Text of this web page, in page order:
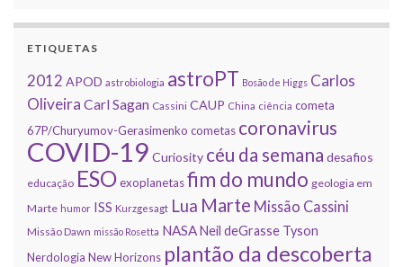
ETIQUETAS
2012 APOD astrobiologia astroPT Bosão de Higgs Carlos
Oliveira Carl Sagan Cassini CAUP China ciência cometa
67P/Churyumov-Gerasimenko cometas coronavirus
COVID-19 Curiosity céu da semana desafios
educação ESOexoplanetasfim do mundo geologia em
Marte humor ISS Kurzgesagt Lua Marte Missão Cassini
Missão Dawn missão Rosetta NASANeil deGrasse Tyson
Nerdologia New Horizons plantão da descoberta